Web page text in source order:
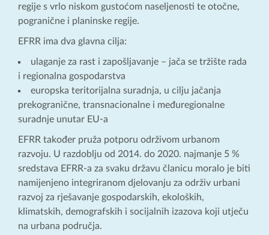
regije s vrlo niskom gustoćom naseljenosti te otočne,
pogranične i planinske regije.
EFRR ima dva glavna cilja:
ulaganje za rast i zapošljavanje – jača se tržište rada
i regionalna gospodarstva
europska teritorijalna suradnja, u cilju jačanja
prekogranične, transnacionalne i međuregionalne
suradnje unutar EU-a
EFRR također pruža potporu održivom urbanom
razvoju. U razdoblju od 2014. do 2020. najmanje 5 %
sredstava EFRR-a za svaku državu članicu moralo je biti
namijenjeno integriranom djelovanju za održiv urbani
razvoj za rješavanje gospodarskih, ekoloških,
klimatskih, demografskih i socijalnih izazova koji utječu
na urbana područja.